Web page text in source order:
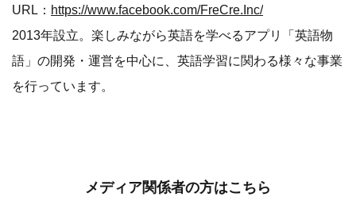
URL： https://www.facebook.com/FreCre.Inc/
2013年設立。楽しみながら英語を学べるアプリ「英語物
語」の開発・運営を中心に、英語学習に関わる様々な事業
を行っています。
メディア関係者の方はこちら